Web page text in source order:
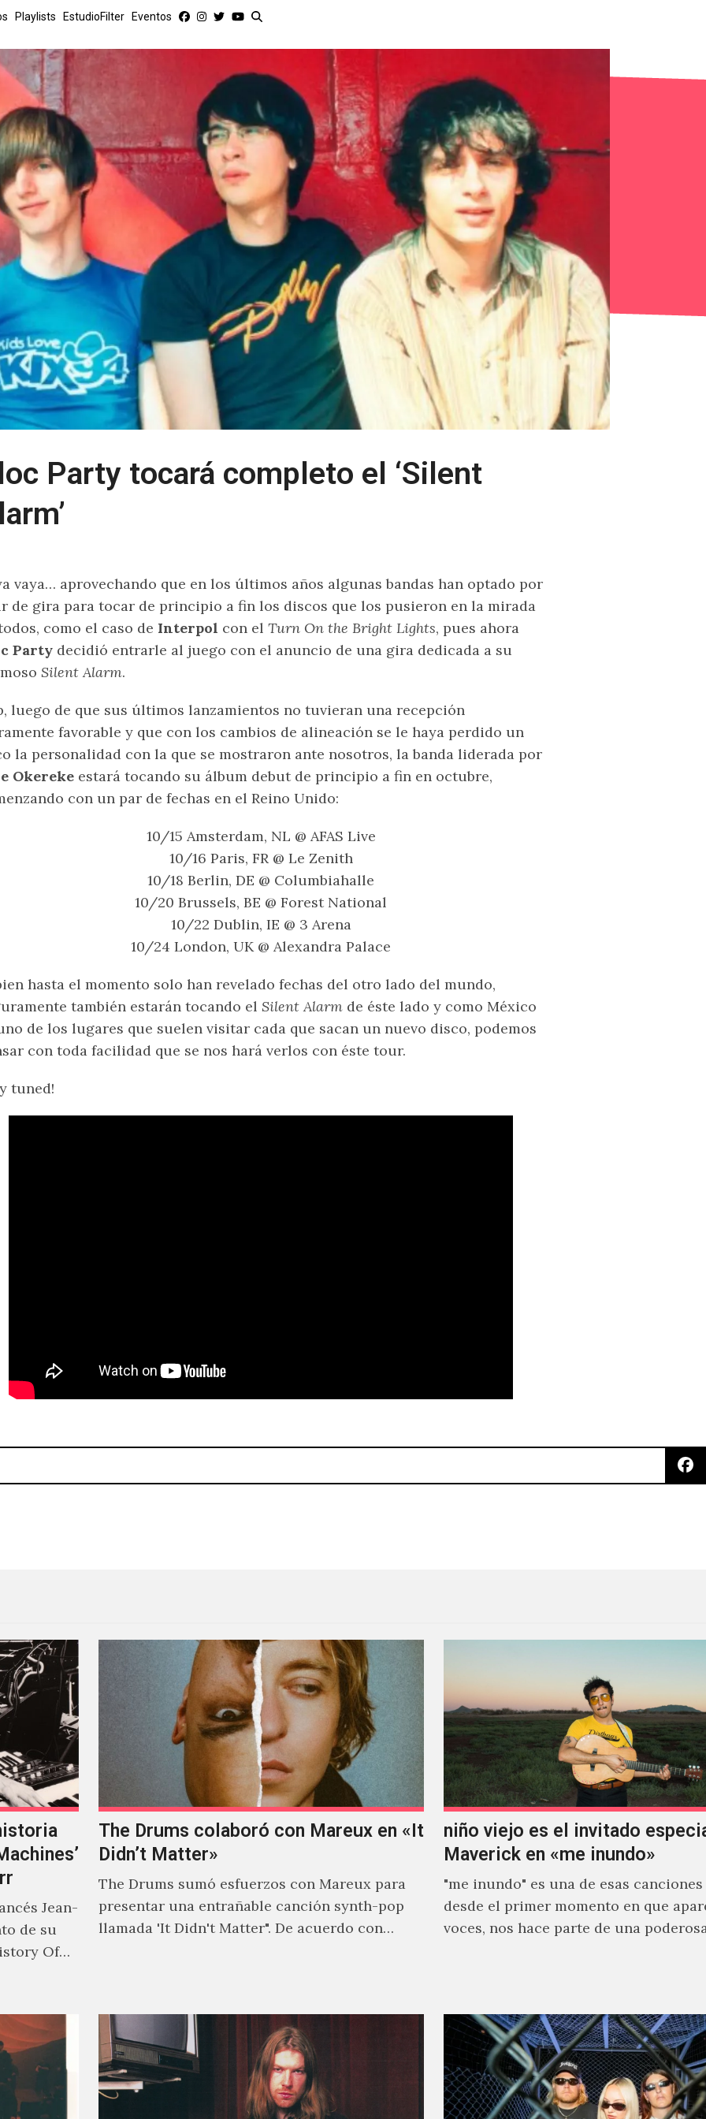
Playlists EstudioFilter Eventos
Party tocará completo el ‘Silent
vaya… aprovechando que en los últimos años algunas bandas han optado por
de gira para tocar de principio a fin los discos que los pusieron en la mirada
como el caso de Interpol con el Turn On the Bright Lights, pues ahora
Party decidió entrarle al juego con el anuncio de una gira dedicada a su
Silent Alarm.
luego de que sus últimos lanzamientos no tuvieran una recepción
favorable y que con los cambios de alineación se le haya perdido un
la personalidad con la que se mostraron ante nosotros, la banda liderada por
Okereke estará tocando su álbum debut de principio a fin en octubre,
con un par de fechas en el Reino Unido:
10/15 Amsterdam, NL @ AFAS Live
10/16 Paris, FR @ Le Zenith
10/18 Berlin, DE @ Columbiahalle
10/20 Brussels, BE @ Forest National
10/22 Dublin, IE @ 3 Arena
10/24 London, UK @ Alexandra Palace
hasta el momento solo han revelado fechas del otro lado del mundo,
también estarán tocando el Silent Alarm de éste lado y como México
de los lugares que suelen visitar cada que sacan un nuevo disco, podemos
con toda facilidad que se nos hará verlos con éste tour.
tuned!
Jean-
de su
Of
The Drums colaboró con Mareux en «It
Didn’t Matter»
The Drums sumó esfuerzos con Mareux para
presentar una entrañable canción synth-pop
llamada 'It Didn't Matter". De acuerdo con
niño viejo es el invitado
Maverick en «me inundo»
"me inundo" es una de esas canciones
desde el primer momento en que
voces, nos hace parte de una